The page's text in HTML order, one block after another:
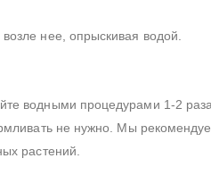
нее, опрыскивая водой.
водными процедурами 1-2
не нужно. Мы
растений.